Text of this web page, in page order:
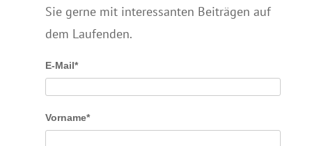
Sie gerne mit interessanten Beiträgen auf
dem Laufenden.
E-Mail*
Vorname*